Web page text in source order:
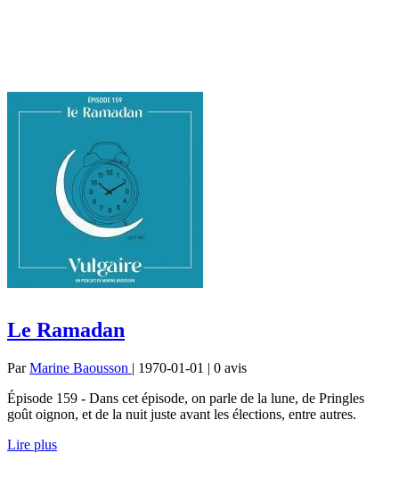
Le Ramadan
ParMarine Baousson | 1970-01-01 | 0 avis
Épisode 159 - Dans cet épisode, on parle de la lune, de Pringles
goût oignon, et de la nuit juste avant les élections, entre autres.
Lire plus